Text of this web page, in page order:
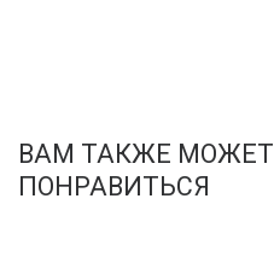
ВАМ ТАКЖЕ МОЖЕТ
ПОНРАВИТЬСЯ